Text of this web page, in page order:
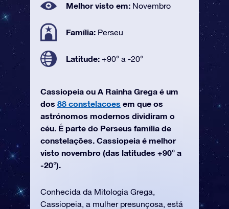
Melhor visto em: Novembro
Família: Perseu
Latitude: +90° a -20°
Cassiopeia ou A Rainha Grega é um
dos 88 constelacoes em que os
astrónomos modernos dividiram o
céu. É parte do Perseus família de
constelações. Cassiopeia é melhor
visto novembro (das latitudes +90° a
-20°).
Conhecida da Mitologia Grega,
Cassiopeia, a mulher presunçosa, está